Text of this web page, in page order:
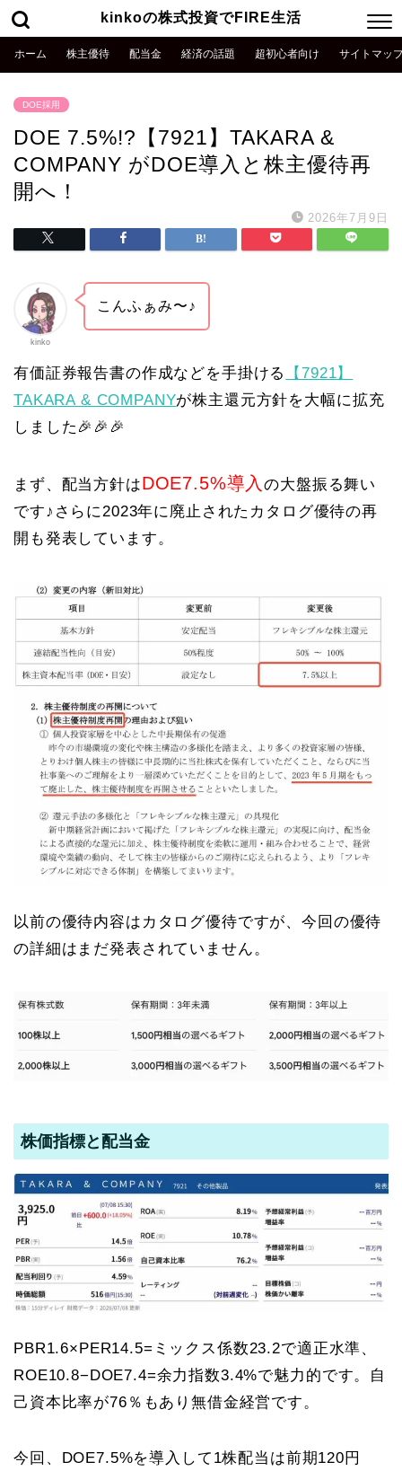
kinkoの株式投資でFIRE生活
ホーム 株主優待 配当金 経済の話題 超初心者向け サイトマッ
DOE採用
DOE 7.5%!?【7921】TAKARA &
COMPANY がDOE導入と株主優待再
開へ！
2026年7月9日
kinko
こんふぁみ〜♪
有価証券報告書の作成などを手掛ける
【7921】
TAKARA & COMPANYが株主還元方針を大幅に拡充
しました🎉🎉🎉
まず、配当方針はDOE7.5%導入の大盤振る舞い
です♪さらに2023年に廃止されたカタログ優待の再
開も発表しています。
以前の優待内容はカタログ優待ですが、今回の優待
の詳細はまだ発表されていません。
株価指標と配当金
PBR1.6×PER14.5=ミックス係数23.2で適正水準、
ROE10.8−DOE7.4=余力指数3.4%で魅力的です。自
己資本比率が76％もあり無借金経営です。
今回、DOE7.5%を導入して1株配当は前期120円